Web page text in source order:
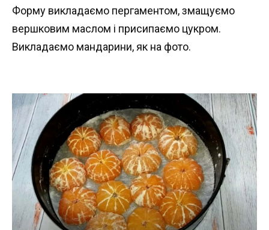
Форму викладаємо пергаментом, змащуємо
вершковим маслом і присипаємо цукром.
Викладаємо мандарини, як на фото.